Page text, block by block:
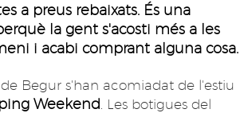
a preus rebaixats. És una
la gent s'acosti més a les
i acabi comprant alguna cosa.
Begur s'han acomiadat de l'estiu
Weekend . Les botigues del